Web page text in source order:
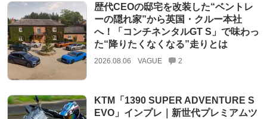
歴代CEOの邸宅を改装した“ベントレ
ーの隠れ家”から英国・クルー本社
へ！「コンチネンタルGT S」で味わっ
た“降りたくなくなる”走りとは
2026.08.06 VAGUE 2
KTM「1390 SUPER ADVENTURE S
EVO」インプレ｜新世代プレミアムツ